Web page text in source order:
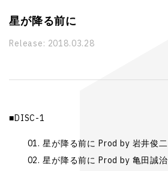
星が降る前に
Release: 2018.03.28
■DISC-1
星が降る前に Prod by 岩井俊二
星が降る前に Prod by 亀田誠治